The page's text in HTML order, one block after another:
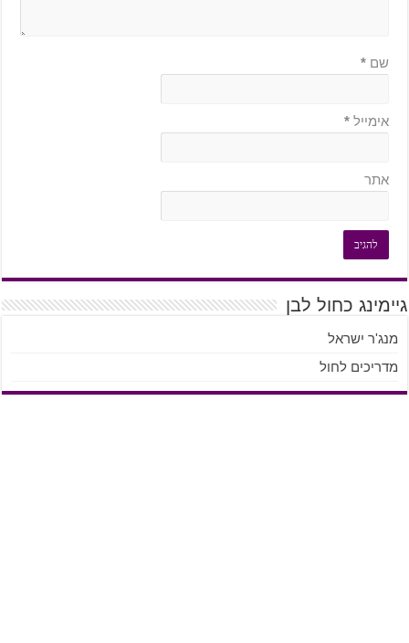
שם *
אימייל *
אתר
גיימינג כחול לבן
מנג'ר ישראל
מדריכים לחול